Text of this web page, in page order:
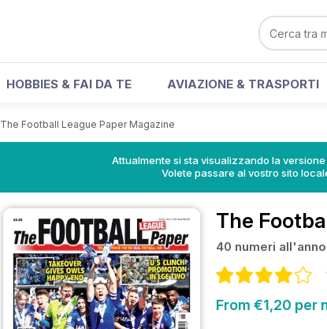
HOBBIES & FAI DA TE AVIAZIONE & TRASPORTI
The Football League Paper Magazine
Attualmente si sta visualizzando la versione
Volete passare al vostro sito
The
40 numeri all'anno
From €1,20 per